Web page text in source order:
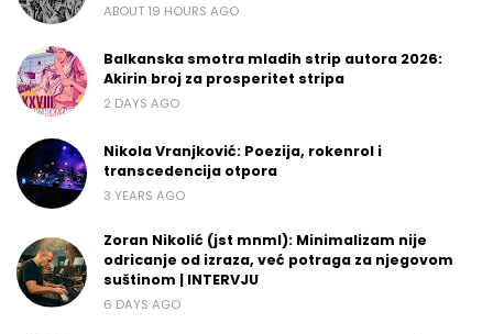
ABOUT 19 HOURS AGO
Balkanska smotra mladih strip autora 2026:
Akirin broj za prosperitet stripa
2 DAYS AGO
Nikola Vranjković: Poezija, rokenrol i
transcedencija otpora
3 YEARS AGO
Zoran Nikolić (jst mnml): Minimalizam nije
odricanje od izraza, već potraga za njegovom
suštinom | INTERVJU
6 DAYS AGO